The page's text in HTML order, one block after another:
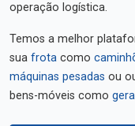
operação logística.
Temos a melhor
sua frota como
máquinas pesadas ou
bens-móveis como